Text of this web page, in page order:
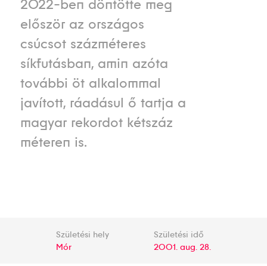
2022-ben döntötte meg
először az országos
csúcsot százméteres
síkfutásban, amin azóta
további öt alkalommal
javított, ráadásul ő tartja a
magyar rekordot kétszáz
méteren is.
Születési hely
Mór
Születési idő
2001. aug. 28.